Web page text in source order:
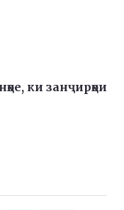
ки занҷирҳои